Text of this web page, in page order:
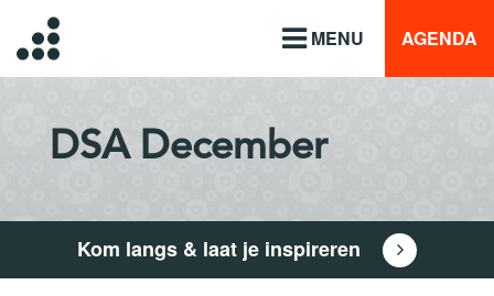
MENU AGENDA
DSA December
Kom langs & laat je inspireren